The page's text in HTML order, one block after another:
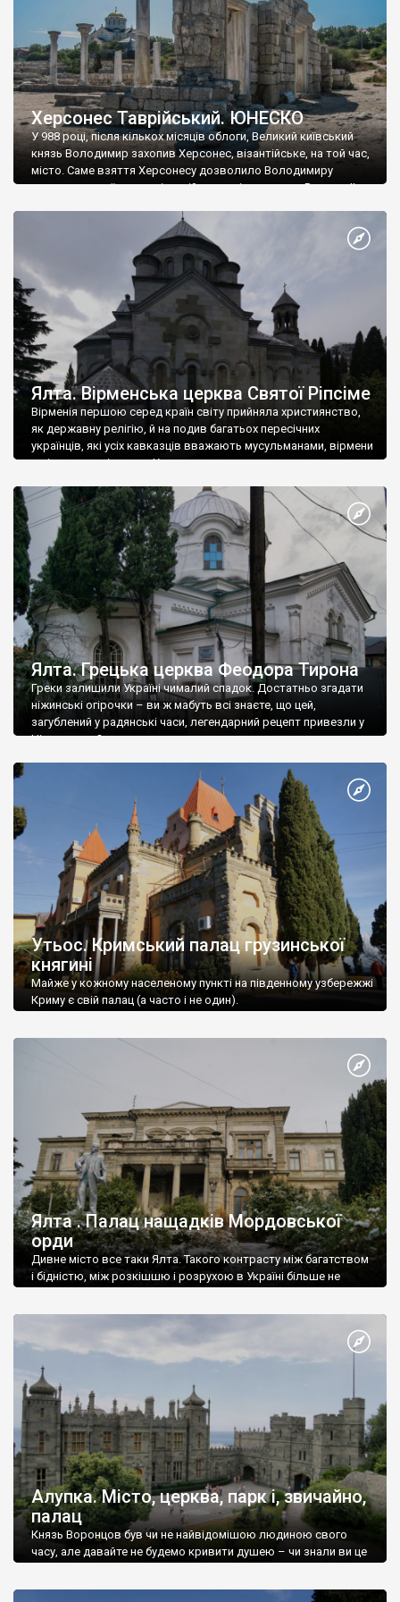
Херсонес Таврійський. ЮНЕСКО
У 988 році, після кількох місяців облоги, Великий київський
князь Володимир захопив Херсонес, візантійське, на той час,
місто. Саме взяття Херсонесу дозволило Володимиру
диктувати свої умови візантійському імператору Василю ІІ, та
Херсонесі Володимир-язичник, став Василем-християнином.
А потім було Хрещення Русі. На честь Херсонесу Таврійського
Ялта. Вірменська церква Святої Ріпсіме
Вірменія першою серед країн світу прийняла християнство,
як державну релігію, й на подив багатьох пересічних
українців, які усіх кавказців вважають мусульманами, вірмени
є відданими вірянами Христа
Ялта. Грецька церква Феодора Тирона
Греки залишили Україні чималий спадок. Достатньо згадати
ніжинські огірочки – ви ж мабуть всі знаєте, що цей,
загублений у радянські часи, легендарний рецепт привезли у
Ніжин греки?
Утьос. Кримський палац грузинської
княгині
Майже у кожному населеному пункті на південному узбережжі
Криму є свій палац (а часто і не один).
Ялта . Палац нащадків Мордовської
орди
Дивне місто все таки Ялта. Такого контрасту між багатством
і бідністю, між розкішшю і розрухою в Україні більше не
Алупка. Місто, церква, парк і, звичайно,
палац
Князь Воронцов був чи не найвідомішою людиною свого
часу, але давайте не будемо кривити душею – чи знали ви це